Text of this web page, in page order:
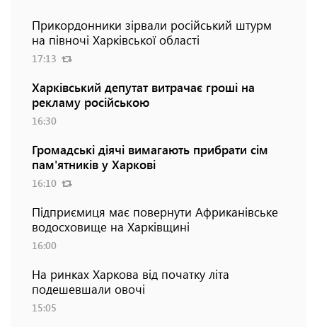
Прикордонники зірвали російський штурм
на півночі Харківської області
17:13
Харківський депутат витрачає гроші на
рекламу російською
16:30
Громадські діячі вимагають прибрати сім
пам'ятників у Харкові
16:10
Підприємиця має повернути Африканівське
водосховище на Харківщині
16:00
На ринках Харкова від початку літа
подешевшали овочі
15:05